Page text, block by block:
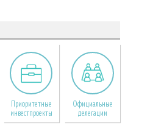
Приоритетные
инвестпроекты
Официальные
делегации